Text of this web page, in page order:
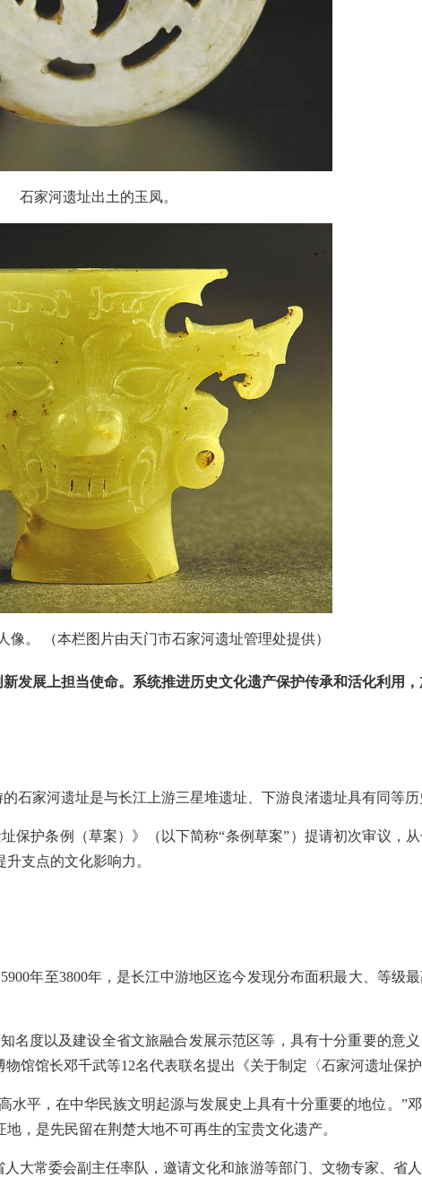
石家河遗址出土的玉凤。
像。 （本栏图片由天门市石家河遗址管理处提供）
展上担当使命。系统推进历史文化遗产保护传承和活化利用，
家河遗址是与长江上游三星堆遗址、下游良渚遗址具有同等历
保护条例（草案）》（以下简称“条例草案”）提请初次审议，
支点的文化影响力。
年至3800年，是长江中游地区迄今发现分布面积最大、等级
名度以及建设全省文旅融合发展示范区等，具有十分重要的意
馆馆长邓千武等12名代表联名提出《关于制定〈石家河遗址保护
平，在中华民族文明起源与发展史上具有十分重要的地位。”
，是先民留在荆楚大地不可再生的宝贵文化遗产。
大常委会副主任率队，邀请文化和旅游等部门、文物专家、省